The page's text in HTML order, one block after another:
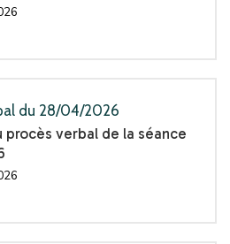
du 28/04/2026
procès verbal de la séance